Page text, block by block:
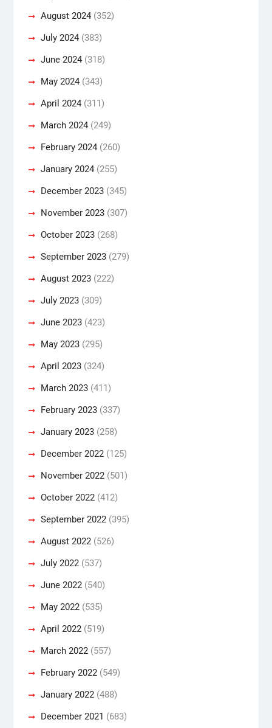
August 2024(352)
July 2024(383)
June 2024(318)
May 2024(343)
April 2024(311)
March 2024(249)
February 2024(260)
January 2024(255)
December 2023(345)
November 2023(307)
October 2023(268)
September 2023(279)
August 2023(222)
July 2023(309)
June 2023(423)
May 2023(295)
April 2023(324)
March 2023(411)
February 2023(337)
January 2023(258)
December 2022(125)
November 2022(501)
October 2022(412)
September 2022(395)
August 2022(526)
July 2022(537)
June 2022(540)
May 2022(535)
April 2022(519)
March 2022(557)
February 2022(549)
January 2022(488)
December 2021 (683)